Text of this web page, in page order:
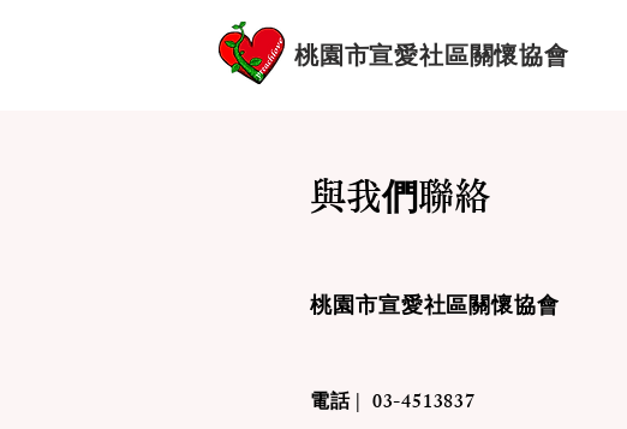
桃園市宣愛社區關懷協會
與我們聯絡
​桃園市宣愛社區關懷協會
電話 | 03-4513837